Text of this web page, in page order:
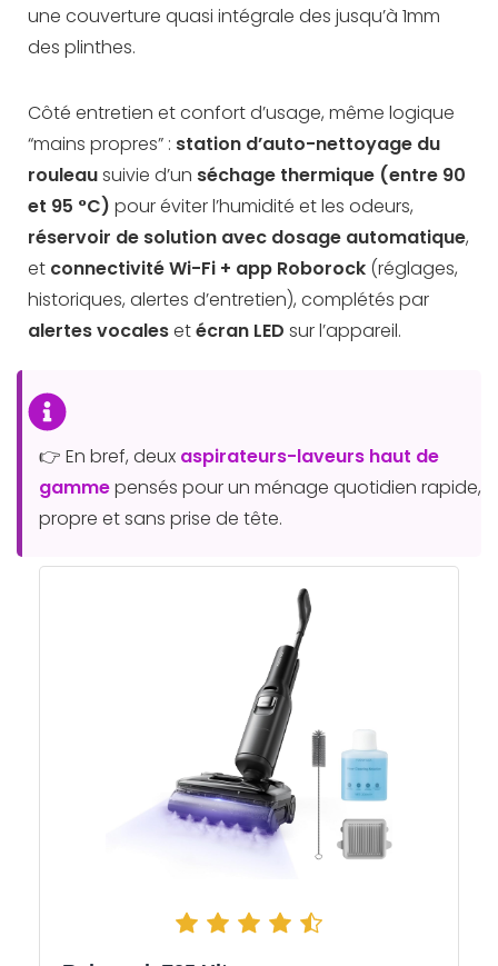
une couverture quasi intégrale des jusqu’à 1mm
des plinthes.
Côté entretien et confort d’usage, même logique
“mains propres” : station d’auto-nettoyage du
rouleausuivie d’un séchage thermique (entre 90
et 95 °C) pour éviter l’humidité et les odeurs,
réservoir de solution avec dosage automatique,
et connectivité Wi-Fi + app Roborock (réglages,
historiques, alertes d’entretien), complétés par
alertes vocalesetécran LED sur l’appareil.
👉 En bref, deux aspirateurs-laveurs haut de
gammepensés pour un ménage quotidien rapide,
propre et sans prise de tête.